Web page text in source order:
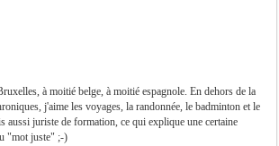
à moitié belge, à moitié espagnole. En dehors de la
j'aime les voyages, la randonnée, le badminton et le
aussi juriste de formation, ce qui explique une certaine
"mot juste" ;-)